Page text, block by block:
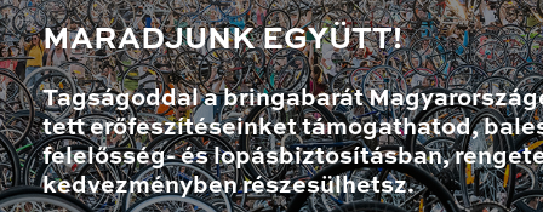
MARADJUNK EGYÜTT!
Tagságoddal a bringabarát
tett erőfeszítéseinket támogathatod,
felelősség- és lopásbiztosításban,
kedvezményben részesülhetsz.